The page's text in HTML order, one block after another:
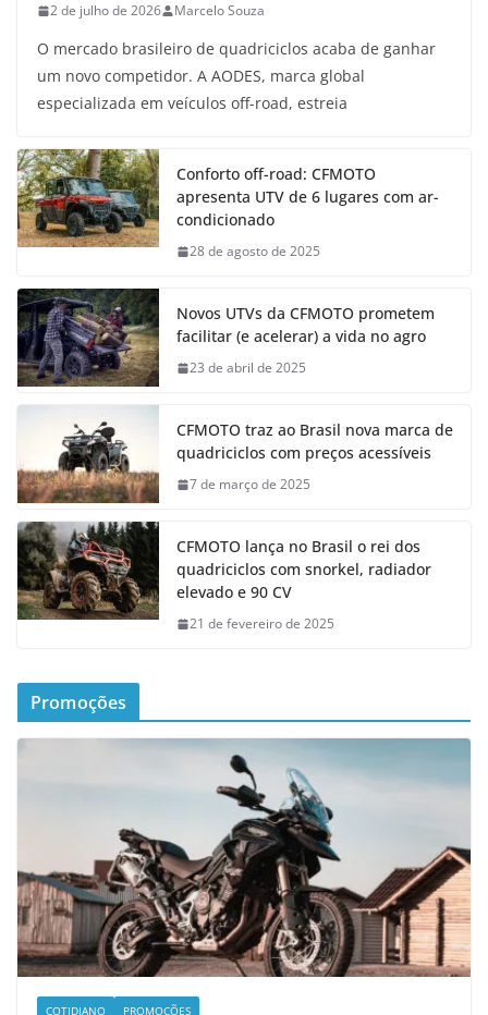
2 de julho de 2026 Marcelo Souza
O mercado brasileiro de quadriciclos acaba de ganhar
um novo competidor. A AODES, marca global
especializada em veículos off-road, estreia
Conforto off-road: CFMOTO
apresenta UTV de 6 lugares com ar-
condicionado
28 de agosto de 2025
Novos UTVs da CFMOTO prometem
facilitar (e acelerar) a vida no agro
23 de abril de 2025
CFMOTO traz ao Brasil nova marca de
quadriciclos com preços acessíveis
7 de março de 2025
CFMOTO lança no Brasil o rei dos
quadriciclos com snorkel, radiador
elevado e 90 CV
21 de fevereiro de 2025
Promoções
COTIDIANO PROMOÇÕES